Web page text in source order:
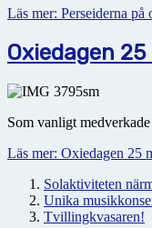
Läs mer: Perseiderna på
Oxiedagen 25
Som vanligt
Läs mer: Oxiedagen 25
Solaktiviteten
Unika
Tvillingkvasaren!